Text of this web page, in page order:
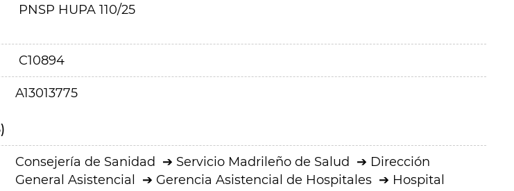
PNSP HUPA 110/25
C10894
A13013775
Consejería de Sanidad Servicio Madrileño de Salud
Dirección
General Asistencial
Gerencia Asistencial de Hospitales
Hospital